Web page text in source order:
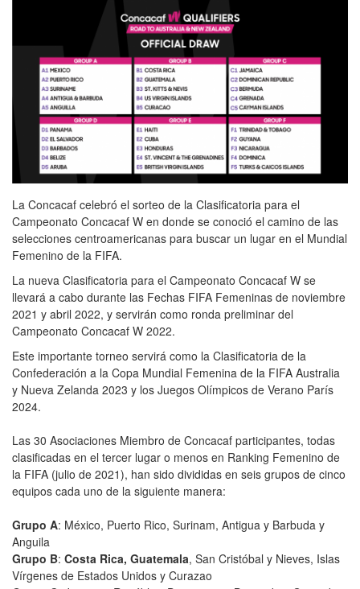
La Concacaf celebró el sorteo de la Clasificatoria para el
Campeonato Concacaf W en donde se conoció el camino de las
selecciones centroamericanas para buscar un lugar en el Mundial
Femenino de la FIFA.
La nueva Clasificatoria para el Campeonato Concacaf W se
llevará a cabo durante las Fechas FIFA Femeninas de noviembre
2021 y abril 2022, y servirán como ronda preliminar del
Campeonato Concacaf W 2022.
Este importante torneo servirá como la Clasificatoria de la
Confederación a la Copa Mundial Femenina de la FIFA Australia
y Nueva Zelanda 2023 y los Juegos Olímpicos de Verano París
2024.
Las 30 Asociaciones Miembro de Concacaf participantes, todas
clasificadas en el tercer lugar o menos en Ranking Femenino de
la FIFA (julio de 2021), han sido divididas en seis grupos de cinco
equipos cada uno de la siguiente manera:
Grupo A: México, Puerto Rico, Surinam, Antigua y Barbuda y
Anguila
Grupo B: Costa Rica, Guatemala, San Cristóbal y Nieves, Islas
Vírgenes de Estados Unidos y Curazao